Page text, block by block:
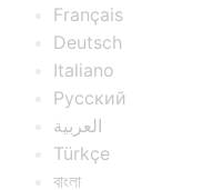
Français
Deutsch
Italiano
Русский
العربية
Türkçe
বাংলা